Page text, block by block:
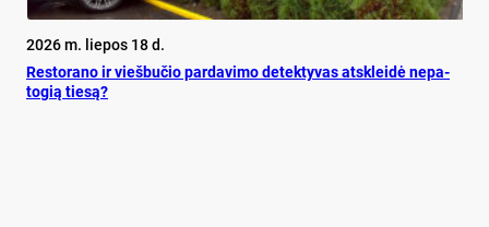
2026 m. liepos 18 d.
Res­to­ra­no ir vieš­bu­čio par­da­vi­mo de­tek­ty­vas at­sklei­dė ne­pa­
to­gią tie­są?